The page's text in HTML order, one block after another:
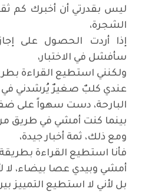
ليس بقدرتي أن أخبرك كم
الشجرة،
إذا أردت الحصول على
سأفشل في الاختبار،
ولكنني استطيع القراءة
عندي كلبٌ صغيرٌ يُرشدني في
البارحة، دست سهواً على
بينما كنت أمشي في طريق
ومع ذلك، ثمة أخبار جيدة،
فأنا استطيع القراءة بطريقة
أمشي وبيدي عصا بيضاء، لا
بل لأني لا استطيع التمييز